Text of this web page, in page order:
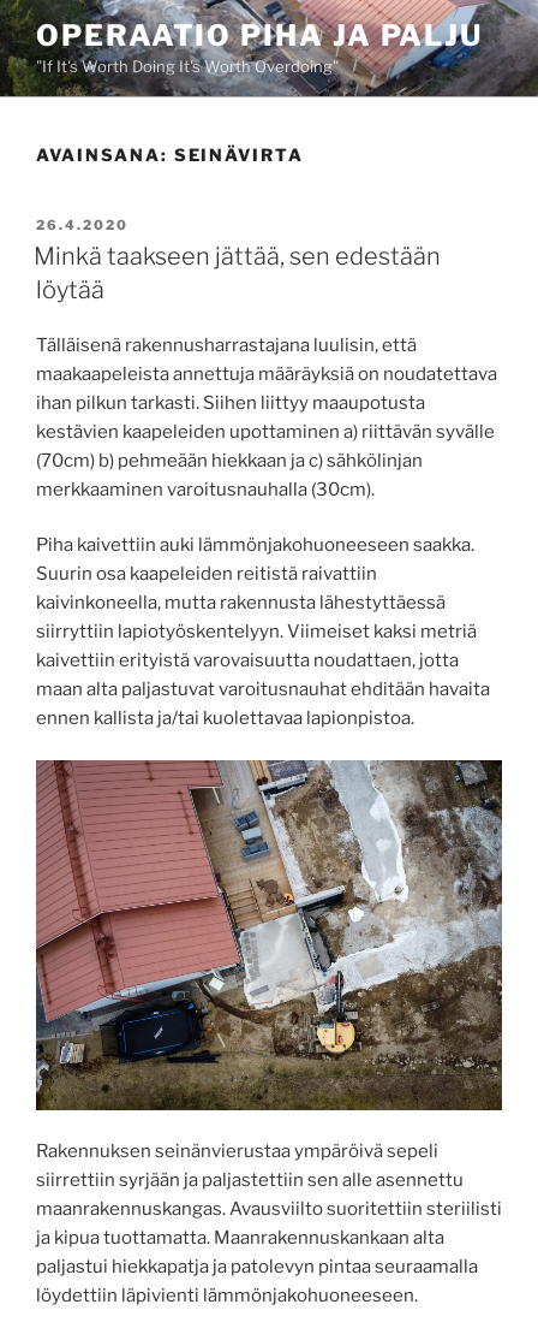
Siirry
sisältöönOPERAATIO PIHA JA PALJU
"If It's Worth Doing It's Worth Overdoing"
AVAINSANA: SEINÄVIRTA
JULKAISTU
26.4.2020
Minkä taakseen jättää, sen edestään
löytää
Tälläisenä rakennusharrastajana luulisin, että
maakaapeleista annettuja määräyksiä on noudatettava
ihan pilkun tarkasti. Siihen liittyy maaupotusta
kestävien kaapeleiden upottaminen a) riittävän syvälle
(70cm) b) pehmeään hiekkaan ja c) sähkölinjan
merkkaaminen varoitusnauhalla (30cm).
Piha kaivettiin auki lämmönjakohuoneeseen saakka.
Suurin osa kaapeleiden reitistä raivattiin
kaivinkoneella, mutta rakennusta lähestyttäessä
siirryttiin lapiotyöskentelyyn. Viimeiset kaksi metriä
kaivettiin erityistä varovaisuutta noudattaen, jotta
maan alta paljastuvat varoitusnauhat ehditään havaita
ennen kallista ja/tai kuolettavaa lapionpistoa.
Rakennuksen seinänvierustaa ympäröivä sepeli
siirrettiin syrjään ja paljastettiin sen alle asennettu
maanrakennuskangas. Avausviilto suoritettiin steriilisti
ja kipua tuottamatta. Maanrakennuskankaan alta
paljastui hiekkapatja ja patolevyn pintaa seuraamalla
löydettiin läpivienti lämmönjakohuoneeseen.